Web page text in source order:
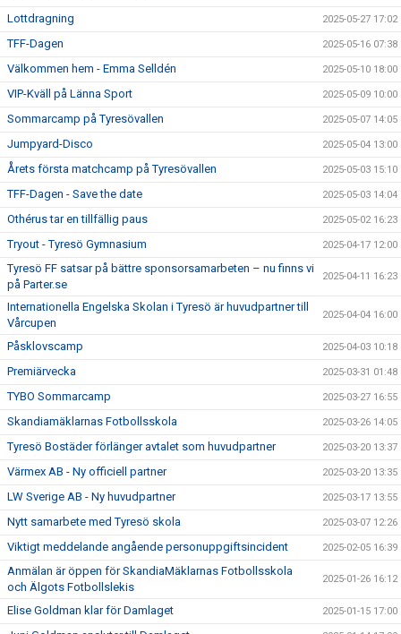
Lottdragning 2025-05-27 17:02
TFF-Dagen 2025-05-16 07:38
Välkommen hem - Emma Selldén 2025-05-10 18:00
VIP-Kväll på Länna Sport 2025-05-09 10:00
Sommarcamp på Tyresövallen 2025-05-07 14:05
Jumpyard-Disco 2025-05-04 13:00
Årets första matchcamp på Tyresövallen 2025-05-03 15:10
TFF-Dagen - Save the date 2025-05-03 14:04
Othérus tar en tillfällig paus 2025-05-02 16:23
Tryout - Tyresö Gymnasium 2025-04-17 12:00
Tyresö FF satsar på bättre sponsorsamarbeten – nu finns vi
på Parter.se
2025-04-11 16:23
Internationella Engelska Skolan i Tyresö är huvudpartner till
Vårcupen
2025-04-04 16:00
Påsklovscamp 2025-04-03 10:18
Premiärvecka 2025-03-31 01:48
TYBO Sommarcamp 2025-03-27 16:55
Skandiamäklarnas Fotbollsskola 2025-03-26 14:05
Tyresö Bostäder förlänger avtalet som huvudpartner 2025-03-20 13:37
Värmex AB - Ny officiell partner 2025-03-20 13:35
LW Sverige AB - Ny huvudpartner 2025-03-17 13:55
Nytt samarbete med Tyresö skola 2025-03-07 12:26
Viktigt meddelande angående personuppgiftsincident 2025-02-05 16:39
Anmälan är öppen för SkandiaMäklarnas Fotbollsskola
och Älgots Fotbollslekis
2025-01-26 16:12
Elise Goldman klar för Damlaget 2025-01-15 17:00